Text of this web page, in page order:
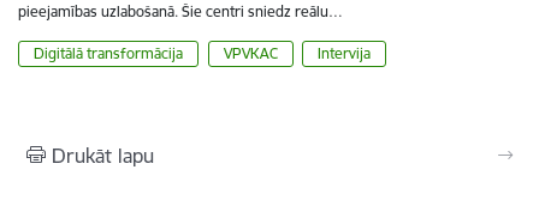
pieejamības uzlabošanā. Šie centri sniedz reālu…
Digitālā transformācija VPVKAC Intervija
Drukāt lapu